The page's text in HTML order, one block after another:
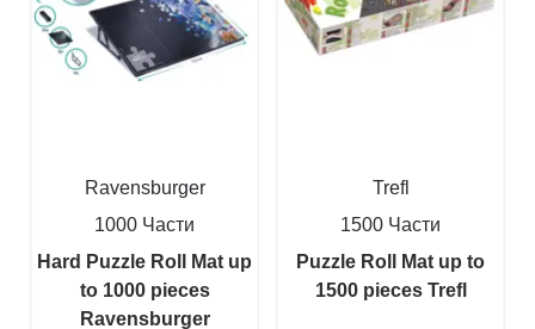
Ravensburger
1000 Части
Hard Puzzle Roll Mat up
to 1000 pieces
Ravensburger
Trefl
1500 Части
Puzzle Roll Mat up to
1500 pieces Trefl